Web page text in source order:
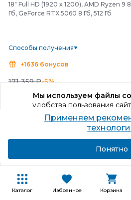
Каталог Избранное Корзина
Мы используем файлы
удобства пользования
качества
Продолжая
согласие на обработку
18" Full HD (1920 x 1200), AMD Ryzen 9
Гб, GeForce RTX 5060 8 Гб, 512 Гб
Способы получения
+1636 бонусов
171 359 ₽-5%
163 573₽
В
Купить в один
Применяем
Понятно